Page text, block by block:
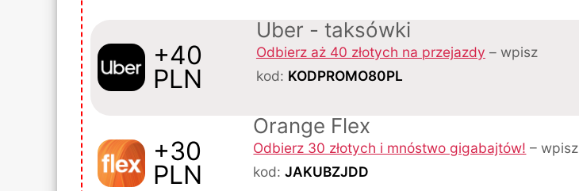
+40
PLN
Uber - taksówki
Odbierz aż 40 złotych na przejazdy – wpisz
kod: KODPROMO80PL
+30
PLN
Orange Flex
Odbierz 30 złotych i mnóstwo gigabajtów! – wpisz
kod:JAKUBZJDD